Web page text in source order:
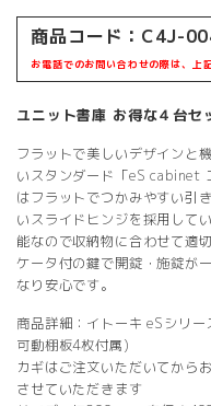
商品コード：C4J-
お電話でのお問い合わせの際は、上
ユニット書庫 お得な４台セ
フラットで美しいデザインと
いスタンダード「eS cabinet
はフラットでつかみやすい引
いスライドヒンジを採用して
能なので収納物に合わせて適
ケータ付の鍵で開錠・施錠が
なり安心です。
商品詳細：イトーキ eSシリ
可動棚板4枚付属)
カギはご注文いただいてから
させていただきます